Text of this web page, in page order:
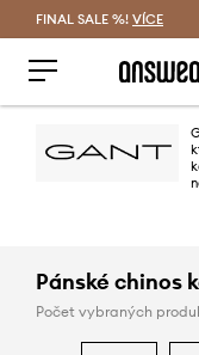
FINAL SALE %! VÍCE
Pánské chinos
Počet vybraných